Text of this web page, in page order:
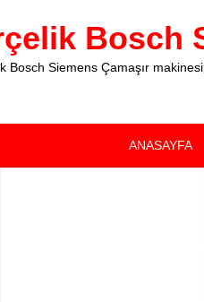
Bosch
Bosch Siemens Çamaşır
ANASAYFA